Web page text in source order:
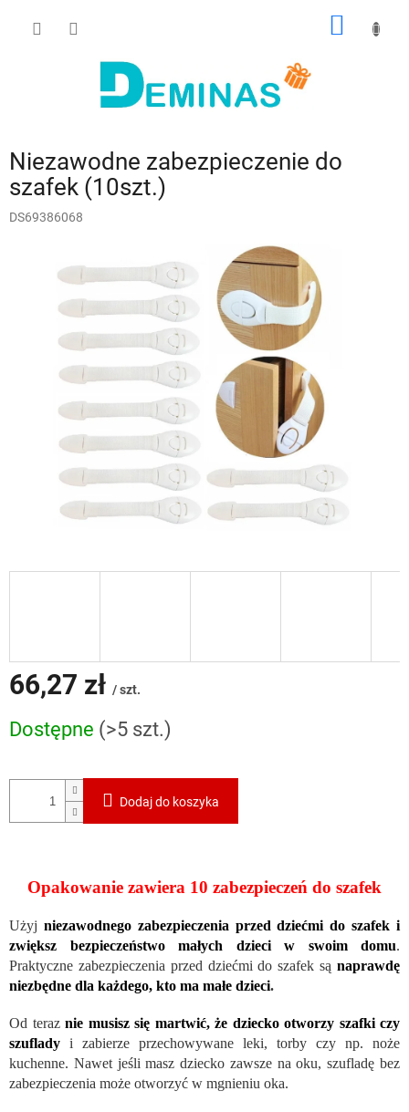
Niezawodne zabezpieczenie do
szafek (10szt.)
DS69386068
66,27 zł / szt.
jednostkowa:
Dostępne (>5 szt.)
Dodaj do koszyka
Opakowanie zawiera 10 zabezpieczeń do szafek
Użyj niezawodnego zabezpieczenia przed dziećmi do szafek i
zwiększ bezpieczeństwo małych dzieci w swoim domu.
Praktyczne zabezpieczenia przed dziećmi do szafek są naprawdę
niezbędne dla każdego, kto ma małe dzieci.
Od teraz nie musisz się martwić, że dziecko otworzy szafki czy
szuflady i zabierze przechowywane leki, torby czy np. noże
kuchenne. Nawet jeśli masz dziecko zawsze na oku, szufladę bez
zabezpieczenia może otworzyć w mgnieniu oka.